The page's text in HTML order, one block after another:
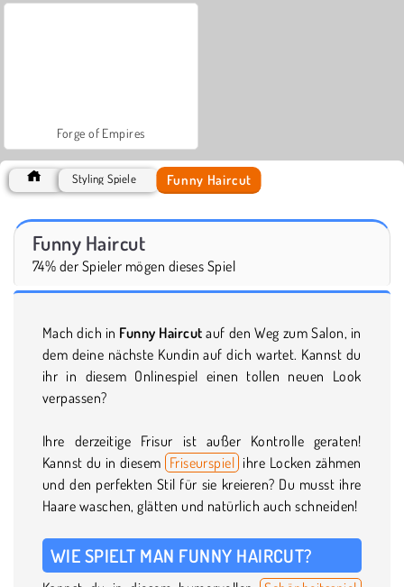
Forge of Empires
Styling Spiele Funny Haircut
Funny Haircut
74% der Spieler mögen dieses Spiel
Mach dich in Funny Haircut auf den Weg zum Salon, in
dem deine nächste Kundin auf dich wartet. Kannst du
ihr in diesem Onlinespiel einen tollen neuen Look
verpassen?
Ihre derzeitige Frisur ist außer Kontrolle geraten!
Kannst du in diesem Friseurspiel ihre Locken zähmen
und den perfekten Stil für sie kreieren? Du musst ihre
Haare waschen, glätten und natürlich auch schneiden!
WIE SPIELT MAN FUNNY HAIRCUT?